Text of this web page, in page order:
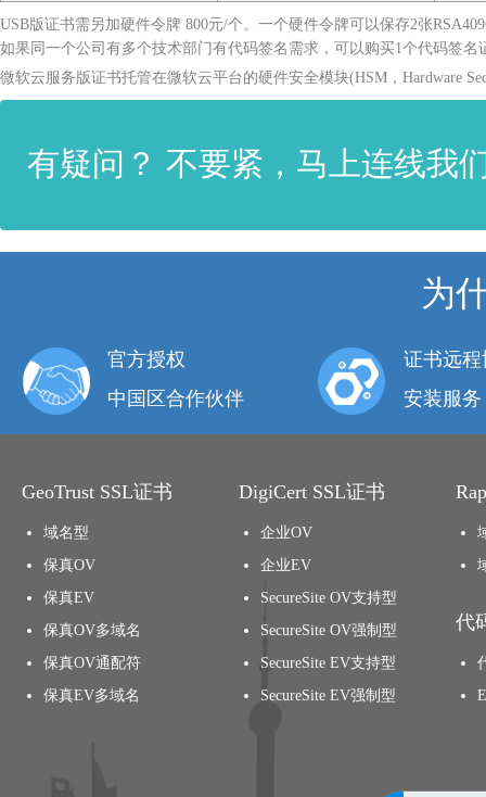
USB版证书需另加硬件令牌 800元/个。一个硬件令牌可以保存2张
如果同一个公司有多个技术部门有代码签名需求，可以购买1个代码签
微软云服务版证书托管在微软云平台的硬件安全模块(HSM，Hardware
有疑问？ 不要紧，马上连线我
为
官方授权
中国区合作伙伴
证书远程
安装服务
GeoTrust SSL证书
域名型
保真OV
保真EV
保真OV多域名
保真OV通配符
保真EV多域名
DigiCert SSL证书
企业OV
企业EV
SecureSite OV支持型
SecureSite OV强制型
SecureSite EV支持型
SecureSite EV强制型
代